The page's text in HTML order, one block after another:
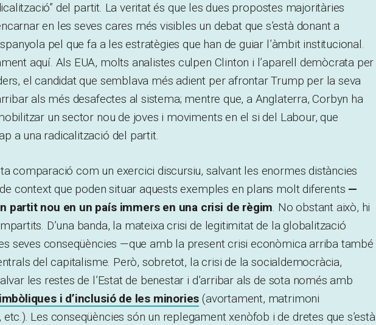
del partit. La veritat és que les dues propostes majoritàries
en les seves cares més visibles un debat que s’està donant a
pel que fa a les estratègies que han de guiar l’àmbit institucional.
aquí. Als EUA, molts analistes culpen Clinton i l’aparell demòcrata per
el candidat que semblava més adient per afrontar Trump per la seva
als més desafectes al sistema; mentre que, a Anglaterra, Corbyn ha
un sector nou de joves i moviments en el si del Labour, que
a una radicalització del partit.
comparació com un exercici discursiu, salvant les enormes distàncies
context que poden situar aquests exemples en plans molt diferents —
partit nou en un país immers en una crisi de règim. No obstant això, hi
D’una banda, la mateixa crisi de legitimitat de la globalització
seves conseqüències —que amb la present crisi econòmica arriba també
del capitalisme. Però, sobretot, la crisi de la socialdemocràcia,
les restes de l’Estat de benestar i d’arribar als de sota només amb
i d’inclusió de les minories (avortament, matrimoni
Les conseqüències són un replegament xenòfob i de dretes que s’està